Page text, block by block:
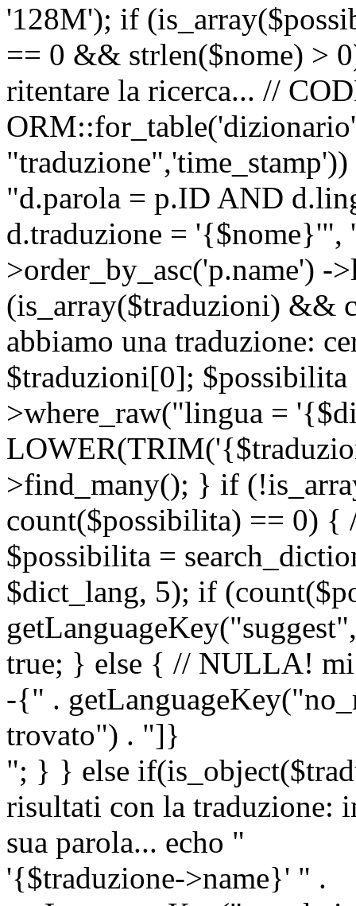
'128M'); if
== 0 && strlen($nome) >
ritentare la ricerca... //
"d.parola = p.ID AND
d.traduzione = '{$nome}'",
>order_by_asc('p.name')
(is_array($traduzioni) &&
abbiamo una traduzione:
$traduzioni[0];
>where_raw("lingua =
>find_many(); } if
count($possibilita) == 0) {
$possibilita =
$dict_lang, 5); if
true; } else { // NULLA! mi
-{" .
trovato") . "]}
"; } } else
risultati con la traduzione:
sua parola... echo "
'{$traduzione->name}' " .